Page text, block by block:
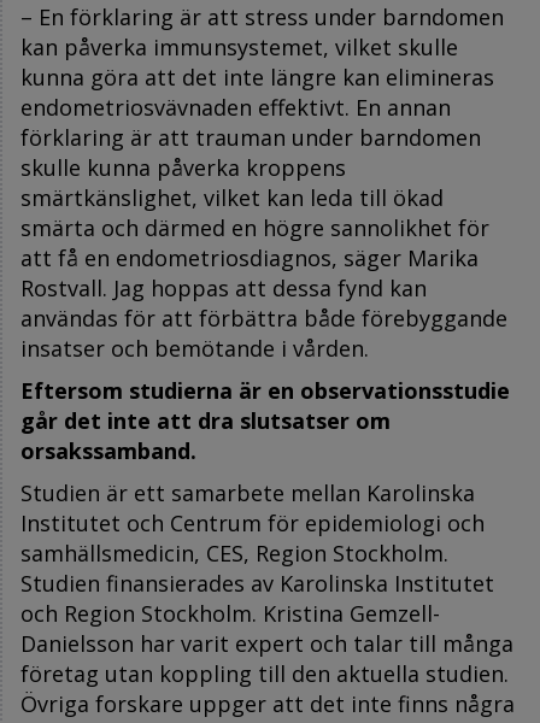
– En förklaring är att stress under barndomen
kan påverka immunsystemet, vilket skulle
kunna göra att det inte längre kan elimineras
endometriosvävnaden effektivt. En annan
förklaring är att trauman under barndomen
skulle kunna påverka kroppens
smärtkänslighet, vilket kan leda till ökad
smärta och därmed en högre sannolikhet för
att få en endometriosdiagnos, säger Marika
Rostvall. Jag hoppas att dessa fynd kan
användas för att förbättra både förebyggande
insatser och bemötande i vården.
Eftersom studierna är en observationsstudie
går det inte att dra slutsatser om
orsakssamband.
Studien är ett samarbete mellan Karolinska
Institutet och Centrum för epidemiologi och
samhällsmedicin, CES, Region Stockholm.
Studien finansierades av Karolinska Institutet
och Region Stockholm. Kristina Gemzell-
Danielsson har varit expert och talar till många
företag utan koppling till den aktuella studien.
Övriga forskare uppger att det inte finns några